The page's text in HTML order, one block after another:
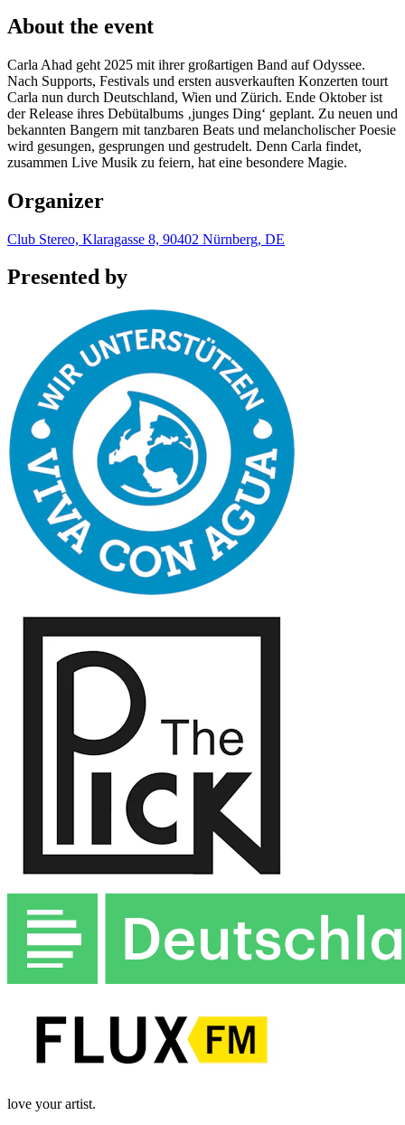
About the event
Carla Ahad geht 2025 mit ihrer großartigen Band auf Odyssee.
Nach Supports, Festivals und ersten ausverkauften Konzerten tourt
Carla nun durch Deutschland, Wien und Zürich. Ende Oktober ist
der Release ihres Debütalbums ‚junges Ding‘ geplant. Zu neuen und
bekannten Bangern mit tanzbaren Beats und melancholischer Poesie
wird gesungen, gesprungen und gestrudelt. Denn Carla findet,
zusammen Live Musik zu feiern, hat eine besondere Magie.
Organizer
Club Stereo, Klaragasse 8, 90402 Nürnberg, DE
Presented by
love your artist.